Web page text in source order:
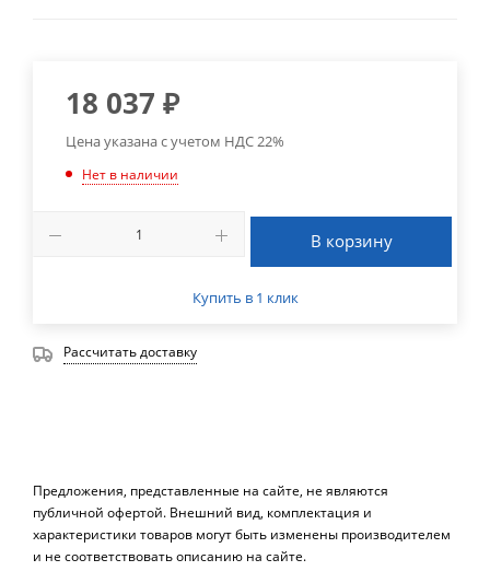
18 037 ₽
Цена указана с учетом НДС 22%
Нет в наличии
В корзину
Купить в 1 клик
Рассчитать доставку
Предложения, представленные на сайте, не являются
публичной офертой. Внешний вид, комплектация и
характеристики товаров могут быть изменены производителем
и не соответствовать описанию на сайте.